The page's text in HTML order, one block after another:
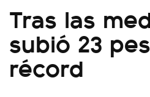
Tras las
subió 23
récord